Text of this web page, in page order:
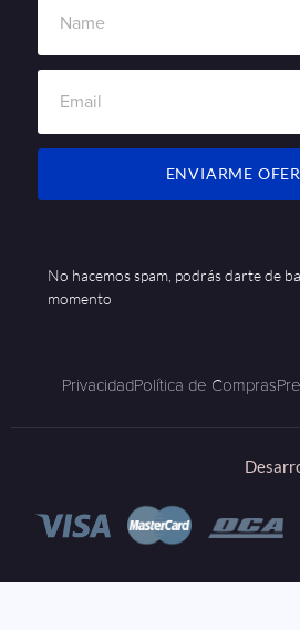
ENVIARME
No hacemos spam, podrás darte de
momento
PrivacidadPolítica de Compras